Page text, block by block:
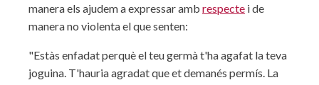
manera els ajudem a expressar amb respecte i de
manera no violenta el que senten:
"Estàs enfadat perquè el teu germà t'ha agafat la teva
joguina. T'hauria agradat que et demanés permís. La